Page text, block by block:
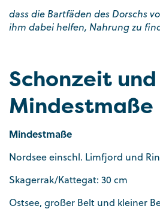
dass die Bartfäden des Dorschs
ihm dabei helfen, Nahrung zu
Schonzeit und
Mindestmaße
Mindestmaße
Nordsee einschl. Limfjord und
Skagerrak/Kattegat: 30 cm
Ostsee, großer Belt und kleiner